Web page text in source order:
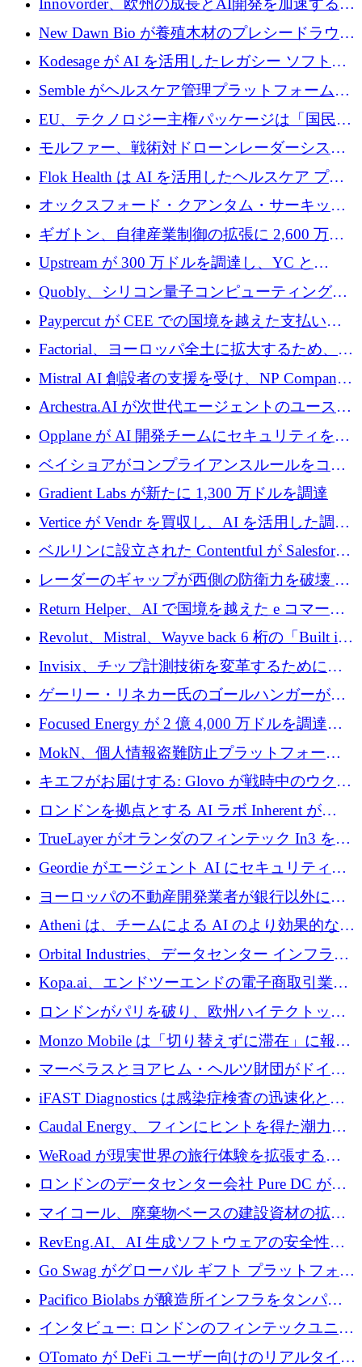
ァンドを立ち上げる
Innovorder、欧州の成長とAI開発を加速するた
めに2,000万ユーロを確保
New Dawn Bio が養殖木材のプレシードラウン
ドで 210 万ユーロを調達
Kodesage が AI を活用したレガシー ソフトウ
ェアの最新化のために 660 万ドルを調達
Semble がヘルスケア管理プラットフォームを
拡大するためにシリーズ C で 3,000 万ポンド
を調達
EU、テクノロジー主権パッケージは「国民の
保護」に関するものだと発言
モルファー、戦術対ドローンレーダーシステ
ムを最前線に近づけるために150万ユーロを調
Flok Health は AI を活用したヘルスケア プラ
ットフォームの成長に 1,250 万ドルを投資
オックスフォード・クアンタム・サーキット
が「成人向け」2億6,000万ポンドの資金調達
ラウンドを獲得
ギガトン、自律産業制御の拡張に 2,600 万ド
ルを調達
Upstream が 300 万ドルを調達し、YC と
Xavier Niel が支援する共同 AI 受信箱を立ち上
げる
Quobly、シリコン量子コンピューティングの
商用化のためにシリーズ A で 1 億 1,500 万ユ
ーロを調達
Paypercut が CEE での国境を越えた支払いを
拡大するために 500 万ユーロを確保
Factorial、ヨーロッパ全土に拡大するため、25
億ドルの評価額で1億5,000万ドルのシリーズD
Mistral AI 創設者の支援を受け、NP Company
がエンジニアリング向け AI を推進するために
Archestra.AI が次世代エージェントのユースケ
ースを実現するために 1,000 万ドルを調達
Opplane が AI 開発チームにセキュリティをも
たらすために 450 万ユーロを調達
ベイショアがコンプライアンスルールをコー
ド化するために800万ドルを調達
Gradient Labs が新たに 1,300 万ドルを調達
Vertice が Vendr を買収し、AI を活用した調達
インテリジェンス プラットフォームを構築
ベルリンに設立された Contentful が Salesforce
に買収される
レーダーのギャップが西側の防衛力を破壊 —
そしてベルリンのチップスタートアップがそ
れを埋める
Return Helper、AI で国境を越えた e コマース
の返品を利益に変えるシリーズ A で 400 万ド
ルを調達
Revolut、Mistral、Wayve back 6 桁の「Built in
Europe」キャンペーン
Invisix、チップ計測技術を変革するために
2,000 万ユーロのシードラウンドを完了
ゲーリー・リネカー氏のゴールハンガーがVC
事業を開始
Focused Energy が 2 億 4,000 万ドルを調達、
TrueLayer が In3 を買収、ロンドンが首位の座
を奪還
MokN、個人情報盗難防止プラットフォーム
の成長のためにシリーズ A で 1,500 万ドルを
調達
キエフがお届けする: Glovo が戦時中のウクラ
イナで最も急速に成長する市場の 1 つをどの
ように拡大したか
ロンドンを拠点とする AI ラボ Inherent が
5,000 万ドルの資金調達でステルスから浮上
TrueLayer がオランダのフィンテック In3 を買
収、チェックアウト時にクレジットを提供
Geordie がエージェント AI にセキュリティと
ガバナンスをもたらすために 3,000 万ドルを
ヨーロッパの不動産開発業者が銀行以外にも
目を向けているため、InRentoの資金調達額は
1億ユーロを突破
Atheni は、チームによる AI のより効果的な使
用を支援するために 35 万ポンドを確保
Orbital Industries、データセンター インフラス
トラクチャ システムの拡張に 5,000 万ドルを
確保
Kopa.ai、エンドツーエンドの電子商取引業務
用の AI エージェントを構築するために 200
万ユーロを調達
ロンドンがパリを破り、欧州ハイテクトップ
の座を奪還
Monzo Mobile は「切り替えずに滞在」に報酬
を与える
マーベラスとヨアヒム・ヘルツ財団がドイツ
の商業化ギャップを埋めるために2,000万ユー
ロのディープテック基金を立ち上げる
iFAST Diagnostics は感染症検査の迅速化と抗
菌薬耐性への取り組みに 500 万ポンドを寄付
Caudal Energy、フィンにヒントを得た潮力発
電技術の規模拡大に向けて 430 万ポンドを調
WeRoad が現実世界の旅行体験を拡張するた
めに 5,800 万ドルを獲得
ロンドンのデータセンター会社 Pure DC が欧
州と中東の拡張に 27 億ドルを確保
マイコール、廃棄物ベースの建設資材の拡大
に400万ポンドを投資
RevEng.AI、AI 生成ソフトウェアの安全性を
確保するために 1,500 万ドルを調達
Go Swag がグローバル ギフト プラットフォー
ムを拡大するために 500 万ドルを調達
Pacifico Biolabs が醸造所インフラをタンパク
質生産に転換するために 700 万ユーロを調達
インタビュー: ロンドンのフィンテックユニコ
ーン Tide の CEO、オリバー・プリル氏
OTomato が DeFi ユーザー向けのリアルタイム